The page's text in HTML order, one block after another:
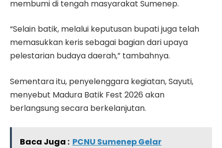
membumi di tengah masyarakat Sumenep.
“Selain batik, melalui keputusan bupati juga telah
memasukkan keris sebagai bagian dari upaya
pelestarian budaya daerah,” tambahnya.
Sementara itu, penyelenggara kegiatan, Sayuti,
menyebut Madura Batik Fest 2026 akan
berlangsung secara berkelanjutan.
Baca Juga : PCNU Sumenep Gelar